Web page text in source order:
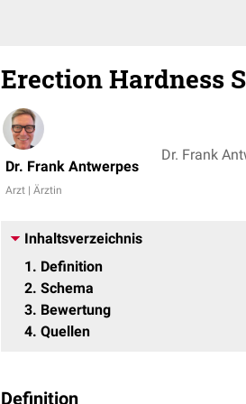
Erection Hardness
Dr. Frank Antwerpes
Arzt | Ärztin
Dr. Frank
Inhaltsverzeichnis
1
Definition
2 Schema
3 Bewertung
4 Quellen
Definition